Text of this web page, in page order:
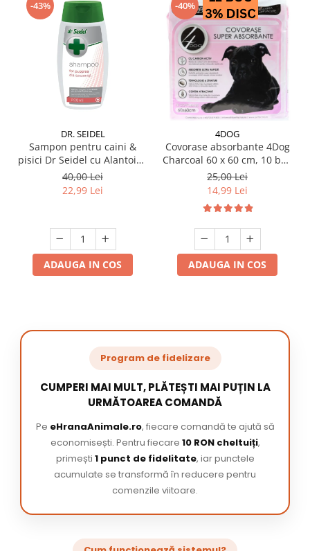
-43%
DR. SEIDEL
Sampon pentru caini &
pisici Dr Seidel cu Alantoina
220 ml
40,00 Lei
22,99 Lei
ADAUGA IN COS
-40%
4DOG
Covorase absorbante 4Dog
Charcoal 60 x 60 cm, 10 buc
/ pachet
25,00 Lei
14,99 Lei
ADAUGA IN COS
Program de fidelizare
CUMPERI MAI MULT, PLĂTEȘTI MAI PUȚIN LA
URMĂTOAREA COMANDĂ
Pe eHranaAnimale.ro, fiecare comandă te ajută să
economisești. Pentru fiecare 10 RON cheltuiți,
primești 1 punct de fidelitate, iar punctele
acumulate se transformă în reducere pentru
comenzile viitoare.